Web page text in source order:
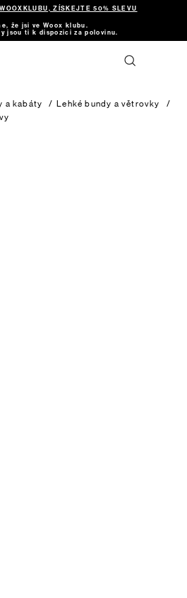
ZÍSKEJTE 50% SLEVU
že jsi ve Woox klubu.
jsou ti k dispozici za polovinu.
a kabáty / Lehké bundy a větrovky
/